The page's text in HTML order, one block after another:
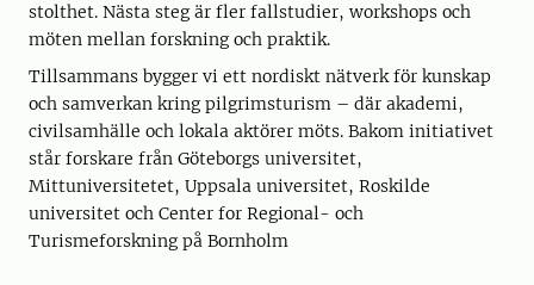
stolthet. Nästa steg är fler fallstudier, workshops och
möten mellan forskning och praktik.
Tillsammans bygger vi ett nordiskt nätverk för kunskap
och samverkan kring pilgrimsturism – där akademi,
civilsamhälle och lokala aktörer möts. Bakom initiativet
står forskare från Göteborgs universitet,
Mittuniversitetet, Uppsala universitet, Roskilde
universitet och Center for Regional- och
Turismeforskning på Bornholm